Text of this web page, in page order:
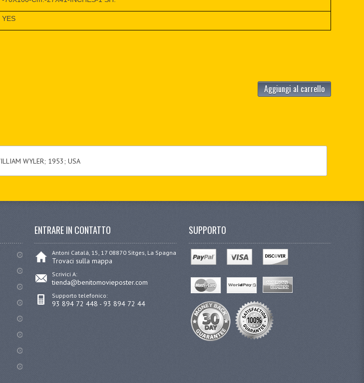
YES
Aggiungi al carrello
WYLER; 1953; USA
ENTRARE IN CONTATTO
Antoni Catalá, 15, 17 08870 Sitges, La Spagna
Trovaci sulla mappa
Scrivici A:
tienda@benitomovieposter.com
Supporto telefonico:
93 894 72 448 - 93 894 72 44
SUPPORTO